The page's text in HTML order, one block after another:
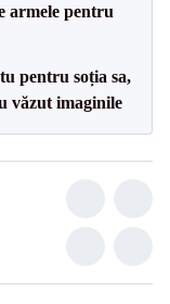
armele pentru
pentru soția sa,
văzut imaginile